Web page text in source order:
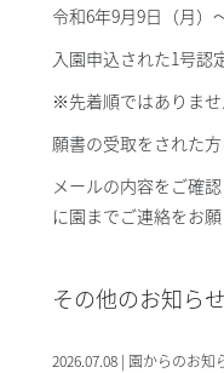
令和6年9月9日（月）
入園申込された1号認
※先着順ではありませ
願書の受取をされた
メールの内容をご確
に園までご連絡をお願
その他のお知らせ
2026.07.08 | 園からのお知